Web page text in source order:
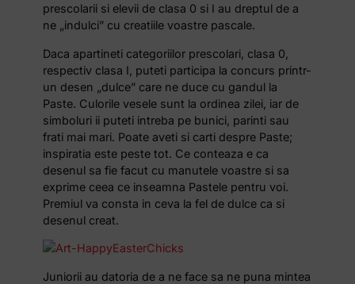
prescolarii si elevii de clasa 0 si I au dreptul de a
ne „indulci” cu creatiile voastre pascale.
Daca apartineti categoriilor prescolari, clasa 0,
respectiv clasa I, puteti participa la concurs printr-
un desen „dulce” care ne duce cu gandul la
Paste. Culorile vesele sunt la ordinea zilei, iar de
simboluri ii puteti intreba pe bunici, parinti sau
frati mai mari. Poate aveti si carti despre Paste;
inspiratia este peste tot. Ce conteaza e ca
desenul sa fie facut cu manutele voastre si sa
exprime ceea ce inseamna Pastele pentru voi.
Premiul va consta in ceva la fel de dulce ca si
desenul creat.
Juniorii au datoria de a ne face sa ne puna mintea